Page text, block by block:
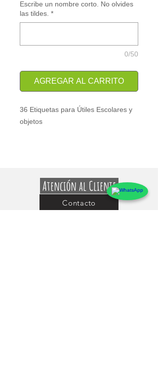
Escribe un nombre corto. No olvides
las tildes. *
0/50
AGREGAR AL CARRITO
36 Etiquetas para Útiles Escolares y
objetos
Atención al Cliente
Contacto